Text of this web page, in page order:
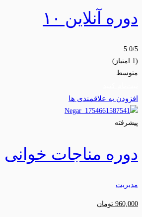
دوره آنلاین ۱۰
5.0/5
(1 امتیاز)
متوسط
افزودن به علاقمندی ها
پیشرفته
دوره مناجات خوانی
مدیریت
960,000 تومان